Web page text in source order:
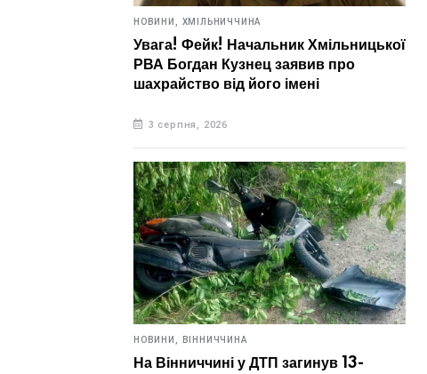
НОВИНИ, ХМІЛЬНИЧЧИНА
Увага! Фейк! Начальник Хмільницької
РВА Богдан Кузнец заявив про
шахрайство від його імені
3 серпня, 2026
НОВИНИ, ВІННИЧЧИНА
На Вінниччині у ДТП загинув 13-